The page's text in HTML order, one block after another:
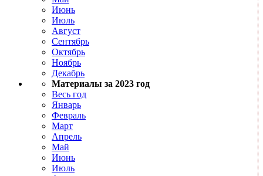
Июнь
Июль
Август
Сентябрь
Октябрь
Ноябрь
Декабрь
Материалы за 2023 год
Весь год
Январь
Февраль
Март
Апрель
Май
Июнь
Июль